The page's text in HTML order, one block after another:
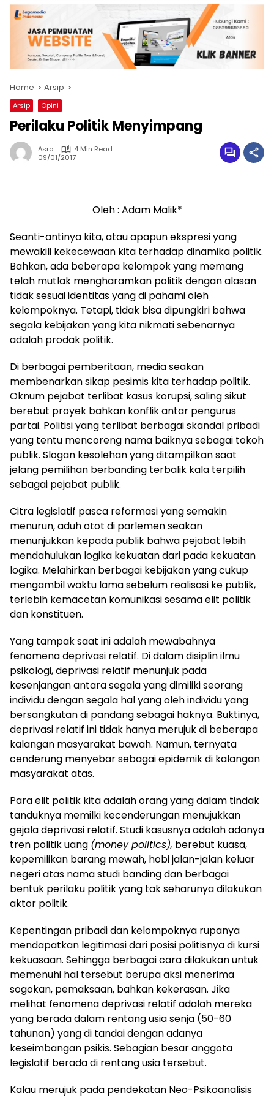
Home Arsip
Arsip Opini
Perilaku Politik Menyimpang
Asra
4 Min Read
09/01/2017
Oleh : Adam Malik*
Seanti-antinya kita, atau apapun ekspresi yang
mewakili kekecewaan kita terhadap dinamika politik.
Bahkan, ada beberapa kelompok yang memang
telah mutlak mengharamkan politik dengan alasan
tidak sesuai identitas yang di pahami oleh
kelompoknya. Tetapi, tidak bisa dipungkiri bahwa
segala kebijakan yang kita nikmati sebenarnya
adalah prodak politik.
Di berbagai pemberitaan, media seakan
membenarkan sikap pesimis kita terhadap politik.
Oknum pejabat terlibat kasus korupsi, saling sikut
berebut proyek bahkan konflik antar pengurus
partai. Politisi yang terlibat berbagai skandal pribadi
yang tentu mencoreng nama baiknya sebagai tokoh
publik. Slogan kesolehan yang ditampilkan saat
jelang pemilihan berbanding terbalik kala terpilih
sebagai pejabat publik.
Citra legislatif pasca reformasi yang semakin
menurun, aduh otot di parlemen seakan
menunjukkan kepada publik bahwa pejabat lebih
mendahulukan logika kekuatan dari pada kekuatan
logika. Melahirkan berbagai kebijakan yang cukup
mengambil waktu lama sebelum realisasi ke publik,
terlebih kemacetan komunikasi sesama elit politik
dan konstituen.
Yang tampak saat ini adalah mewabahnya
fenomena deprivasi relatif. Di dalam disiplin ilmu
psikologi, deprivasi relatif menunjuk pada
kesenjangan antara segala yang dimiliki seorang
individu dengan segala hal yang oleh individu yang
bersangkutan di pandang sebagai haknya. Buktinya,
deprivasi relatif ini tidak hanya merujuk di beberapa
kalangan masyarakat bawah. Namun, ternyata
cenderung menyebar sebagai epidemik di kalangan
masyarakat atas.
Para elit politik kita adalah orang yang dalam tindak
tanduknya memilki kecenderungan menujukkan
gejala deprivasi relatif. Studi kasusnya adalah adanya
tren politik uang (money politics), berebut kuasa,
kepemilikan barang mewah, hobi jalan-jalan keluar
negeri atas nama studi banding dan berbagai
bentuk perilaku politik yang tak seharunya dilakukan
aktor politik.
Kepentingan pribadi dan kelompoknya rupanya
mendapatkan legitimasi dari posisi politisnya di kursi
kekuasaan. Sehingga berbagai cara dilakukan untuk
memenuhi hal tersebut berupa aksi menerima
sogokan, pemaksaan, bahkan kekerasan. Jika
melihat fenomena deprivasi relatif adalah mereka
yang berada dalam rentang usia senja (50-60
tahunan) yang di tandai dengan adanya
keseimbangan psikis. Sebagian besar anggota
legislatif berada di rentang usia tersebut.
Kalau merujuk pada pendekatan Neo-Psikoanalisis